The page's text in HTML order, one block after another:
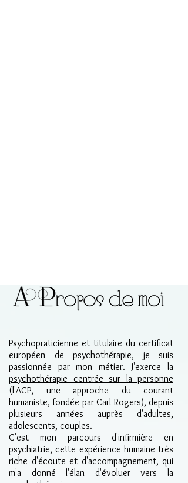
Psychopraticienne et titulaire du certificat
européen de psychothérapie, je suis
passionnée par mon métier. J'exerce la
psychothérapie centrée sur la personne
(l'ACP, une approche du courant
humaniste, fondée par Carl Rogers), depuis
plusieurs années auprès d'adultes,
adolescents, couples.
C'est mon parcours d'infirmière en
psychiatrie, cette expérience humaine très
riche d'écoute et d'accompagnement, qui
m'a donné l'élan d'évoluer vers la